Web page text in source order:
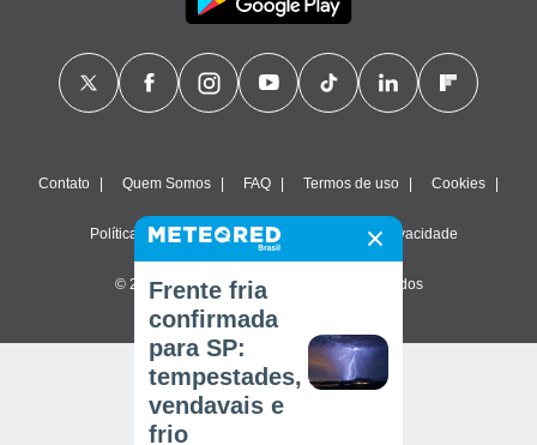
Contato Quem Somos FAQ Termos de uso Cookies
Política de privacidade Configurações de privacidade
© 2026 Meteored. Todos os direitos reservados
Frente fria
confirmada
para SP:
tempestades,
vendavais e
frio